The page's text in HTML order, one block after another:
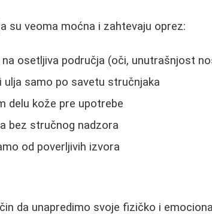
su veoma moćna i zahtevaju oprez:
osetljiva područja (oči, unutrašnjost
samo po savetu stručnjaka
delu kože pre upotrebe
bez stručnog nadzora
od poverljivih izvora
da unapredimo svoje fizičko i